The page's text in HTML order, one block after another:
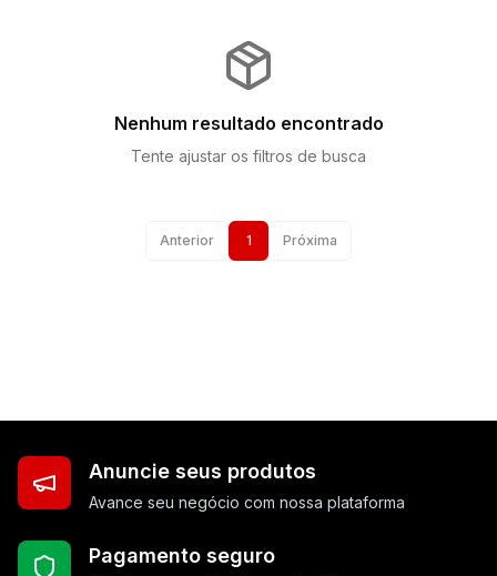
Nenhum resultado encontrado
Tente ajustar os filtros de busca
Anterior 1 Próxima
Anuncie seus produtos
Avance seu negócio com nossa plataforma
Pagamento seguro